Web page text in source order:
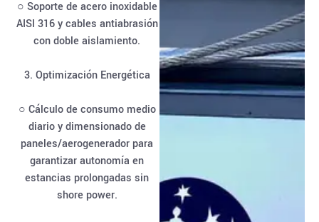
○ Soporte de acero inoxidable
AISI 316 y cables antiabrasión
con doble aislamiento.
3. Optimización Energética
○ Cálculo de consumo medio
diario y dimensionado de
paneles/aerogenerador para
garantizar autonomía en
estancias prolongadas sin
shore power.